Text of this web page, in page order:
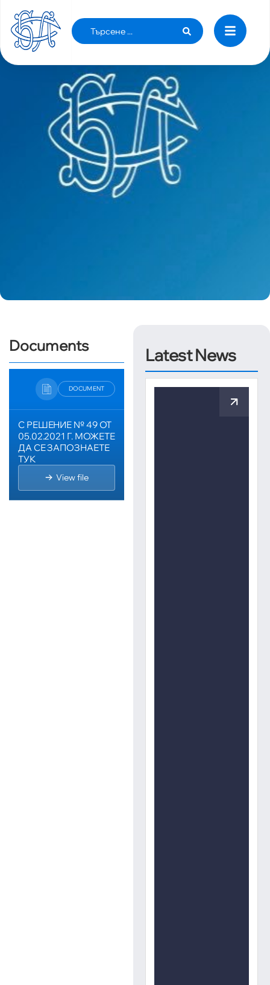
РЕШЕНИЕ № 49 ОТ 05.02.2021 Г.
Documents
С РЕШЕНИЕ № 49 ОТ
05.02.2021 Г. МОЖЕТЕ
ДА СЕ ЗАПОЗНАЕТЕ
ТУК
View file
DOCUMENT
Latest News